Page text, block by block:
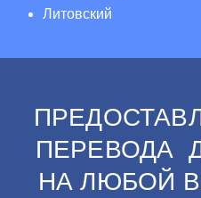
Литовский
ПЕРЕВОДА
НА ЛЮБОЙ